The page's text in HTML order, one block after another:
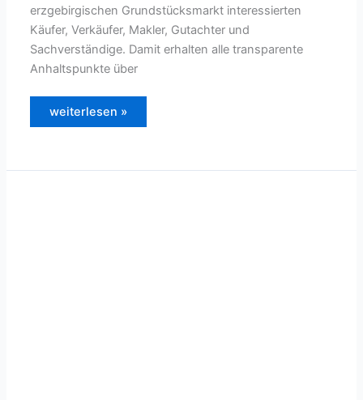
erzgebirgischen Grundstücksmarkt interessierten
Käufer, Verkäufer, Makler, Gutachter und
Sachverständige. Damit erhalten alle transparente
Anhaltspunkte über
Der
weiterlesen »